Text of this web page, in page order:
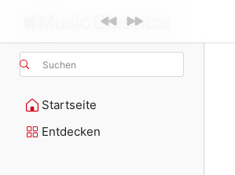
Suchen
Startseite
Entdecken